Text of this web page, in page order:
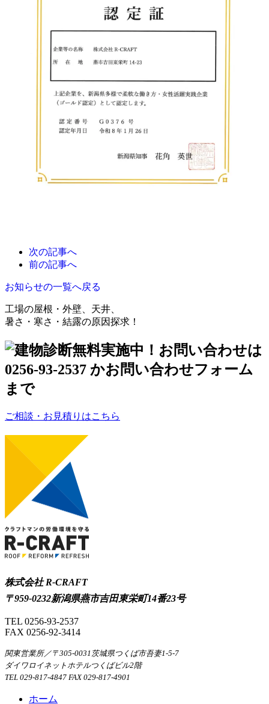
次の記事へ
前の記事へ
お知らせの一覧へ戻る
工場の屋根・外壁、天井、
暑さ・寒さ・結露の原因探求！
ご相談・お見積りはこちら
株式会社 R-CRAFT
〒959-0232新潟県燕市吉田東栄町14番23号
TEL 0256-93-2537
FAX 0256-92-3414
関東営業所／〒305-0031茨城県つくば市吾妻1-5-7
ダイワロイネットホテルつくばビル2階
TEL 029-817-4847 FAX 029-817-4901
ホーム